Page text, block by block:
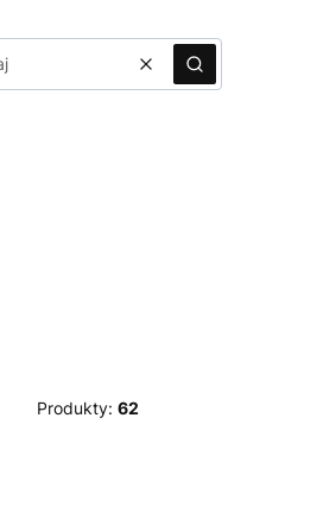
WyczyśćSzukaj
Produkty: 62